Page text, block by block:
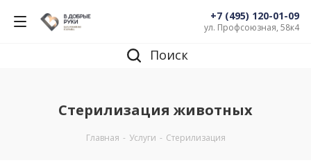
+7 (495) 120-01-09
ул. Профсоюзная, 58к4
Поиск
Стерилизация животных
Главная - Услуги - Стерилизация